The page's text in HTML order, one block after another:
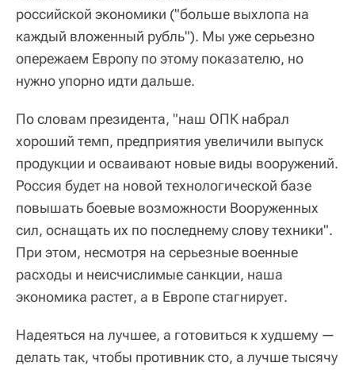
российской экономики ("больше выхлопа на
каждый вложенный рубль"). Мы уже серьезно
опережаем Европу по этому показателю, но
нужно упорно идти дальше.
По словам президента, "наш ОПК набрал
хороший темп, предприятия увеличили выпуск
продукции и осваивают новые виды вооружений.
Россия будет на новой технологической базе
повышать боевые возможности Вооруженных
сил, оснащать их по последнему слову техники".
При этом, несмотря на серьезные военные
расходы и неисчислимые санкции, наша
экономика растет, а в Европе стагнирует.
Надеяться на лучшее, а готовиться к худшему —
делать так, чтобы противник сто, а лучше тысячу